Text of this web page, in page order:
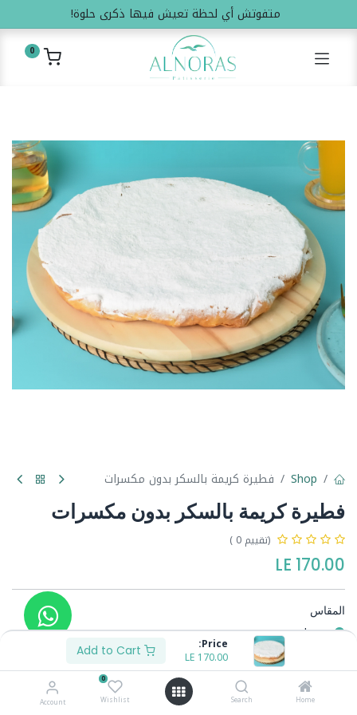
Price:
170.00
LE
Home
Search
0
Wishlist
Account
متفوتش أي لحظة تعيش فيها ذكرى حلوة!
0
Shop فطيرة كريمة بالسكر بدون مكسرات
فطيرة كريمة بالسكر بدون مكسرات
(تقييم 0 )
170.00
المقاس
وسط
70.00
LE